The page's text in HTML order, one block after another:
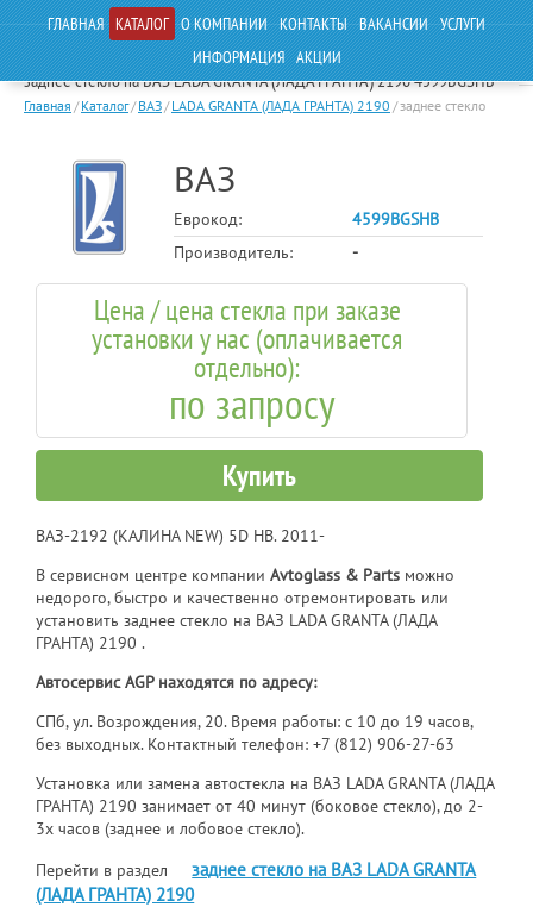
ГЛАВНАЯ КАТАЛОГ О КОМПАНИИ КОНТАКТЫ ВАКАНСИИ УСЛУГИ
ИНФОРМАЦИЯ АКЦИИ
заднее стекло на ВАЗ LADA GRANTA (ЛАДА ГРАНТА) 2190 4599BGSHB
Главная / Каталог/ ВАЗ/ LADA GRANTA (ЛАДА ГРАНТА) 2190 /заднее стекло
ВАЗ
Еврокод:
4599BGSHB
Производитель:
-
Цена / цена стекла при заказе
установки у нас (оплачивается
отдельно):
по запросу
Купить
ВАЗ-2192 (КАЛИНА NEW) 5D HB. 2011-
В сервисном центре компанииAvtoglass & Parts можно
недорого, быстро и качественно отремонтировать или
установить заднее стекло на ВАЗ LADA GRANTA (ЛАДА
ГРАНТА) 2190 .
Автосервис AGP находятся по адресу:
СПб, ул. Возрождения, 20. Время работы: с 10 до 19 часов,
без выходных. Контактный телефон:+7 (812) 906-27-63
Установка или замена автостекла на ВАЗ LADA GRANTA (ЛАДА
ГРАНТА) 2190 занимает от 40 минут (боковое стекло), до 2-
3х часов (заднее и лобовое стекло).
Перейти в раздел
заднее стекло на ВАЗ LADA GRANTA
(ЛАДА ГРАНТА) 2190